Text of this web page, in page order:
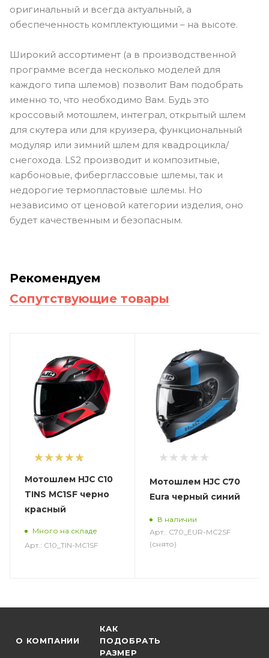
оригинальный и всегда актуальный, а
обеспеченность комплектующими – на высоте.
Широкий ассортимент (а в производственной
программе всегда несколько моделей для
каждого типа шлемов) позволит Вам подобрать
именно то, что необходимо Вам. Будь это
кроссовый мотошлем, интеграл, открытый шлем
для скутера или для круизера, функциональный
модуляр или зимний шлем для квадроцикла/
снегохода. LS2 производит и композитные,
карбоновые, фиберглассовые шлемы, так и
недорогие термопластовые шлемы. Но
независимо от ценовой категории изделия, оно
будет качественным и безопасным.
Рекомендуем
Сопутствующие товары
1
Мотошлем HJC C10
TINS MC1SF черно
красный
Много на складе
Арт.: C10_TIN-MC1SF
Мотошлем HJC C70
Eura черный синий
В наличии
Арт.: C70_EUR-MC2SF
(снято)
О КОМПАНИИ
КАК
ПОДОБРАТЬ
РАЗМЕР